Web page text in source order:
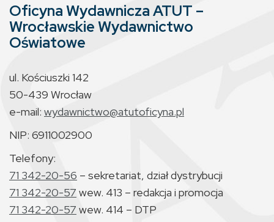
Oficyna Wydawnicza ATUT –
Wrocławskie Wydawnictwo
Oświatowe
ul. Kościuszki 142
50-439 Wrocław
e-mail: wydawnictwo@atutoficyna.pl
NIP: 6911002900
Telefony:
71 342-20-56 – sekretariat, dział dystrybucji
71 342-20-57 wew. 413 – redakcja i promocja
71 342-20-57 wew. 414 – DTP